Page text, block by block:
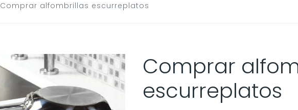
Comprar alfombrillas escurreplatos
Comprar
escurreplatos